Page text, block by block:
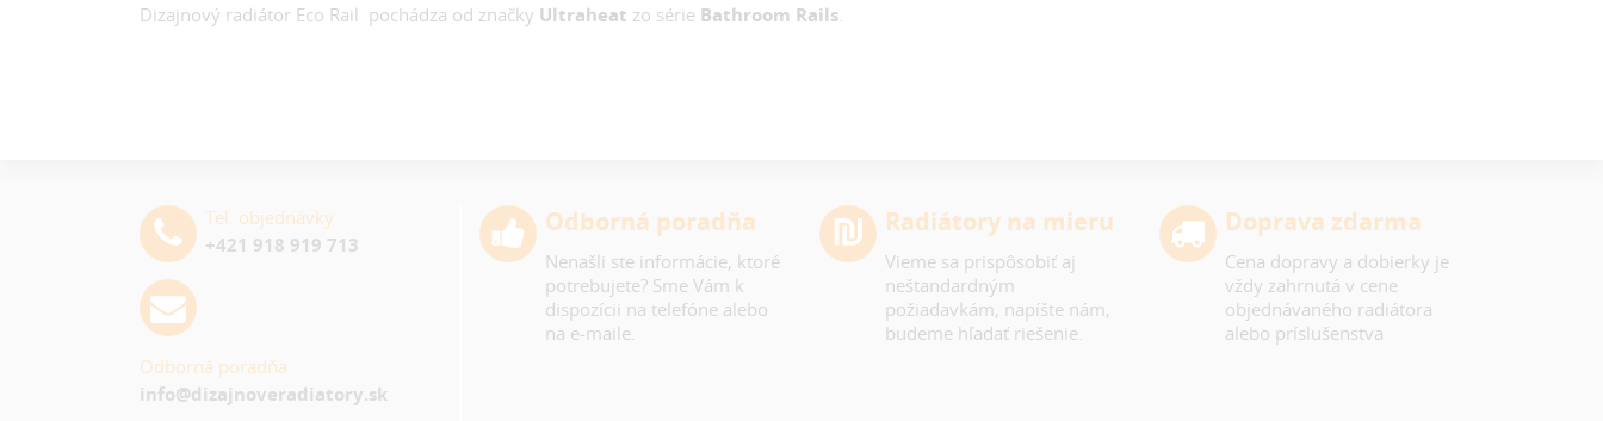
Dizajnový radiátor Eco Rail pochádza od značky Ultraheat zo série Bathroom Rails.
Tel. objednávky
+421 918 919 713
Odborná poradňa
info@dizajnoveradiatory.sk
Odborná poradňa
Nenašli ste informácie, ktoré
potrebujete? Sme Vám k
dispozícii na telefóne alebo
na e-maile.
Radiátory na mieru
Vieme sa prispôsobiť aj
neštandardným
požiadavkám, napíšte nám,
budeme hľadať riešenie.
Doprava zdarma
Cena dopravy a dobierky je
vždy zahrnutá v cene
objednávaného radiátora
alebo príslušenstva